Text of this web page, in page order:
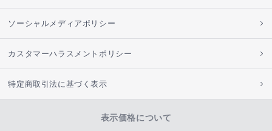
ソーシャルメディアポリシー
カスタマーハラスメントポリシー
特定商取引法に基づく表示
表示価格について